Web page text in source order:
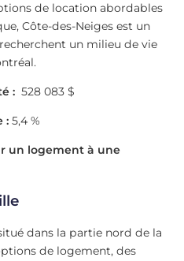
de location abordables
Côte-des-Neiges est un
un milieu de vie
: 528 083 $
: 5,4 %
un logement à une
dans la partie nord de la
de logement, des